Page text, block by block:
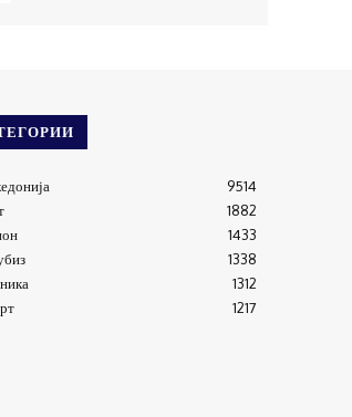
9514
1882
1433
1338
1312
1217